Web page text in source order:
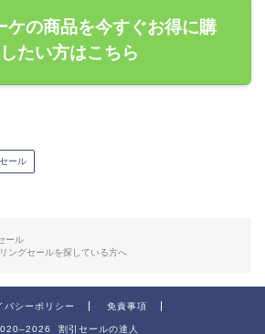
ケの商品を今すぐお得に購
たい方はこちら
ール
ール
ングセールを探している方へ
バシーポリシー 免責事項
割引セールの達人